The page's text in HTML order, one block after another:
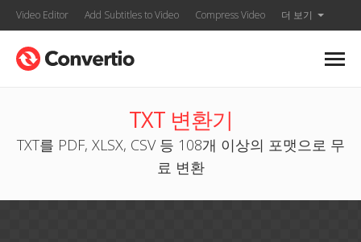
Video Editor Add Subtitles to Video Compress Video 더 보기
TXT 변환기
TXT를 PDF, XLSX, CSV 등 108개 이상의 포맷으로 무
료 변환